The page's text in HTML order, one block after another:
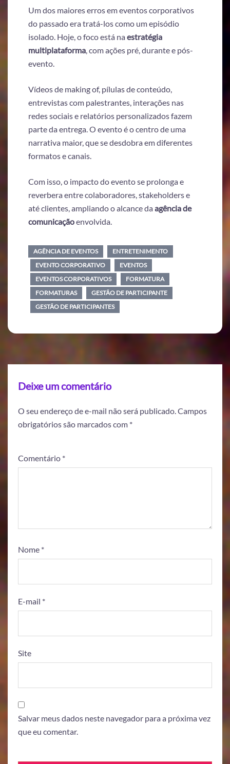
Um dos maiores erros em eventos corporativos
do passado era tratá-los como um episódio
isolado. Hoje, o foco está naestratégia
multiplataforma, com ações pré, durante e pós-
evento.
Vídeos de making of, pílulas de conteúdo,
entrevistas com palestrantes, interações nas
redes sociais e relatórios personalizados fazem
parte da entrega. O evento é o centro de uma
narrativa maior, que se desdobra em diferentes
formatos e canais.
Com isso, o impacto do evento se prolonga e
reverbera entre colaboradores, stakeholders e
até clientes, ampliando o alcance daagência de
comunicaçãoenvolvida.
AGÊNCIA DE EVENTOS
ENTRETENIMENTO
EVENTO CORPORATIVO
EVENTOS
EVENTOS CORPORATIVOS
FORMATURA
FORMATURAS
GESTÃO DE PARTICIPANTE
GESTÃO DE PARTICIPANTES
Deixe um comentário
O seu endereço de e-mail não será publicado.Campos
obrigatórios são marcados com *
Comentário *
Nome *
E-mail *
Site
Salvar meus dados neste navegador para a próxima vez
que eu comentar.